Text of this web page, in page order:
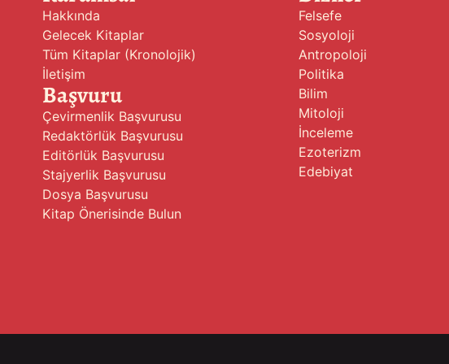
Hakkında
Gelecek Kitaplar
Tüm Kitaplar (Kronolojik)
İletişim
Başvuru
Çevirmenlik Başvurusu
Redaktörlük Başvurusu
Editörlük Başvurusu
Stajyerlik Başvurusu
Dosya Başvurusu
Kitap Önerisinde Bulun
Felsefe
Sosyoloji
Antropoloji
Politika
Bilim
Mitoloji
İnceleme
Ezoterizm
Edebiyat